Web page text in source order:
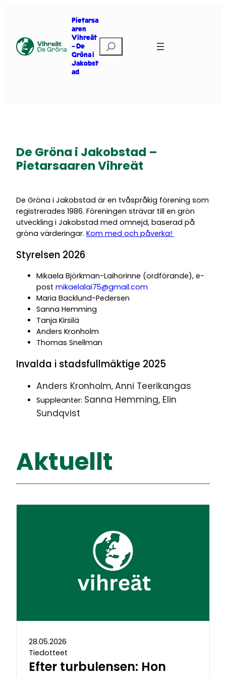
Pietarsa
aren
Vihreät
– De
Gröna i
Jakobst
ad
Etsi
De Gröna i Jakobstad –
Pietarsaaren Vihreät
De Gröna i Jakobstad är en tvåspråkig förening som
registrerades 1986. Föreningen strävar till en grön
utveckling i Jakobstad med omnejd, baserad på
gröna värderingar. Kom med och påverka!
Styrelsen 2026
Mikaela Björkman-Laihorinne (ordförande), e-
post mikaelalai75@gmail.com
Maria Backlund-Pedersen
Sanna Hemming
Tanja Kirsilä
Anders Kronholm
Thomas Snellman
Invalda i stadsfullmäktige 2025
Anders Kronholm, Anni Teerikangas
Suppleanter: Sanna Hemming, Elin
Sundqvist
Aktuellt
28.05.2026
Tiedotteet
Efter turbulensen: Hon